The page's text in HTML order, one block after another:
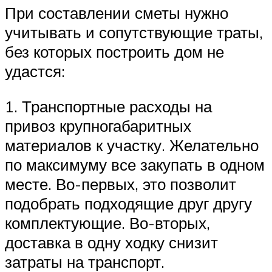
При составлении сметы нужно
учитывать и сопутствующие траты,
без которых построить дом не
удастся:
1. Транспортные расходы на
привоз крупногабаритных
материалов к участку. Желательно
по максимуму все закупать в одном
месте. Во-первых, это позволит
подобрать подходящие друг другу
комплектующие. Во-вторых,
доставка в одну ходку снизит
затраты на транспорт.